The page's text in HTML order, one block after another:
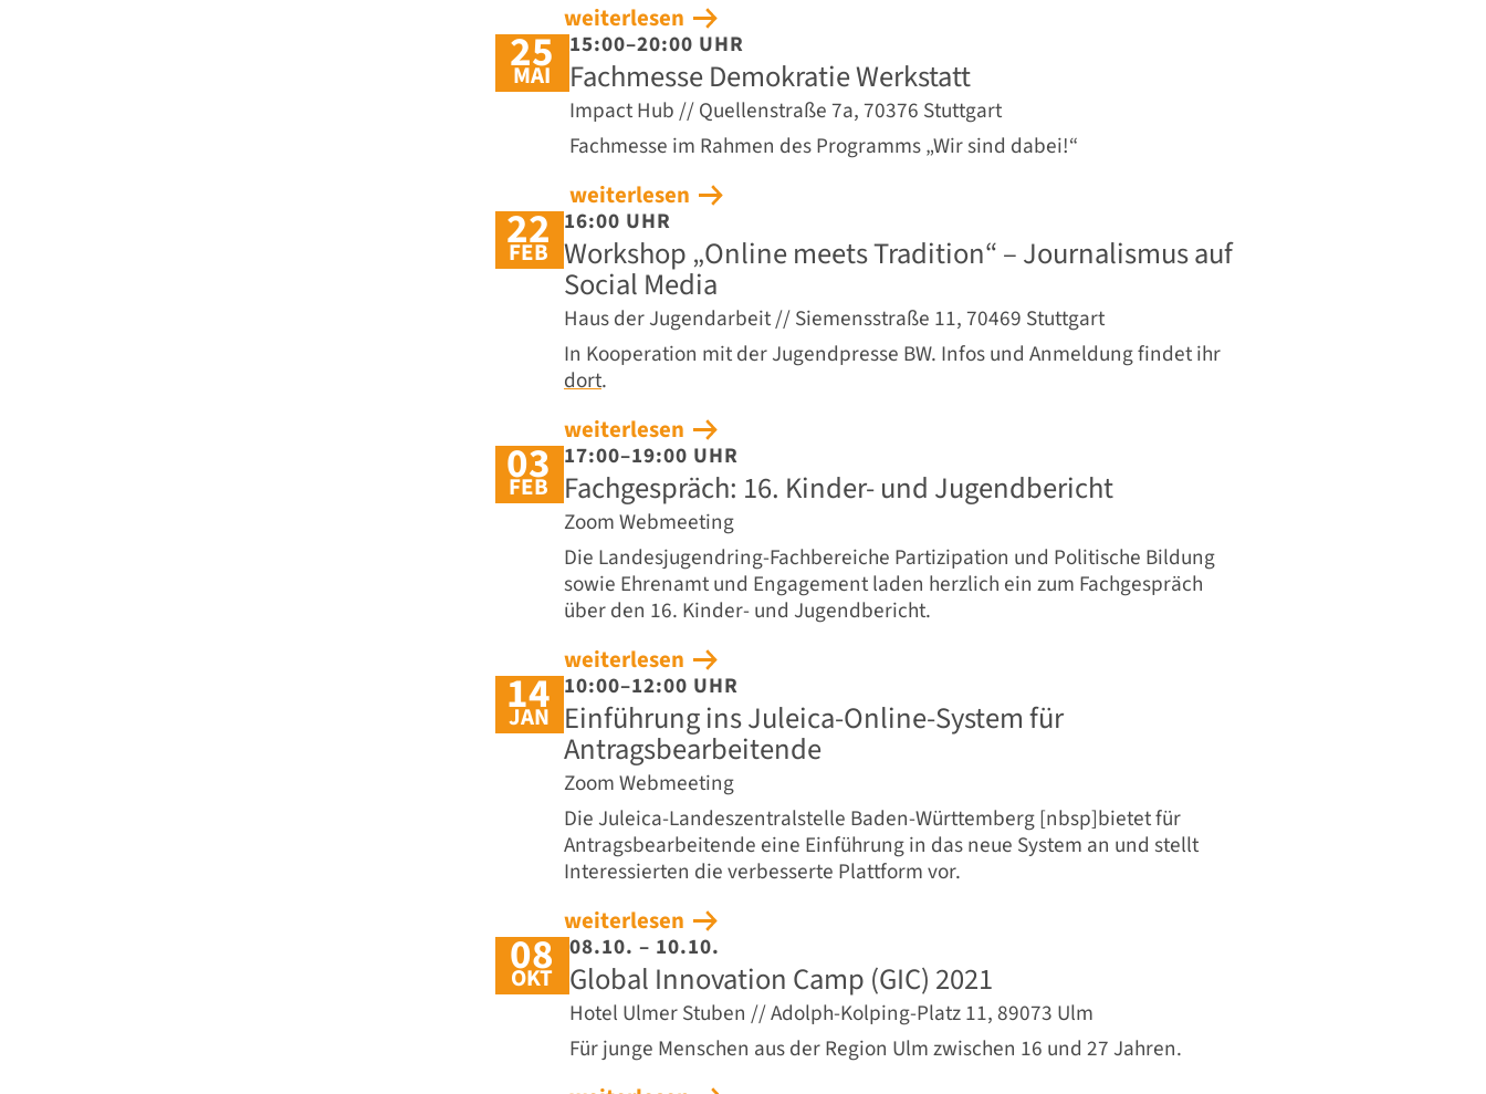
weiterlesen
25
MAI
15:00–20:00 UHR
Fachmesse Demokratie Werkstatt
Impact Hub // Quellenstraße 7a, 70376 Stuttgart
Fachmesse im Rahmen des Programms „Wir sind dabei!“
weiterlesen
22
FEB
16:00 UHR
Workshop „Online meets Tradition“ – Journalismus auf
Social Media
Haus der Jugendarbeit // Siemensstraße 11, 70469 Stuttgart
In Kooperation mit der Jugendpresse BW. Infos und Anmeldung findet ihr
dort.
weiterlesen
03
FEB
17:00–19:00 UHR
Fachgespräch: 16. Kinder- und Jugendbericht
Zoom Webmeeting
Die Landesjugendring-Fachbereiche Partizipation und Politische Bildung
sowie Ehrenamt und Engagement laden herzlich ein zum Fachgespräch
über den 16. Kinder- und Jugendbericht.
weiterlesen
14
JAN
10:00–12:00 UHR
Einführung ins Juleica-Online-System für
Antragsbearbeitende
Zoom Webmeeting
Die Juleica-Landeszentralstelle Baden-Württemberg [nbsp]bietet für
Antragsbearbeitende eine Einführung in das neue System an und stellt
Interessierten die verbesserte Plattform vor.
weiterlesen
08
OKT
08.10. – 10.10.
Global Innovation Camp (GIC) 2021
Hotel Ulmer Stuben // Adolph-Kolping-Platz 11, 89073 Ulm
Für junge Menschen aus der Region Ulm zwischen 16 und 27 Jahren.